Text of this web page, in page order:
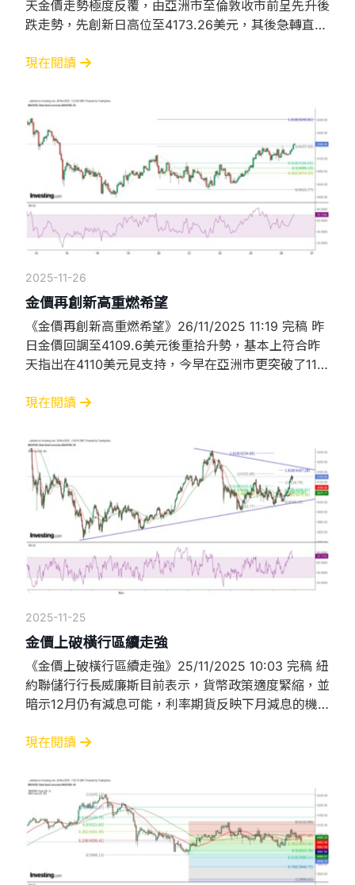
天金價走勢極度反覆，由亞洲市至倫敦收市前呈先升後
跌走勢，先創新日高位至4173.26美元，其後急轉直
4171.76美元即陷入橫行形態。今早在亞洲市早段向下
後反彈，暫時在4150美元以窄幅上落。 4170美元為雙
頂阻力
現在閱讀
2025-11-26
金價再創新高重燃希望
《金價再創新高重燃希望》26/11/2025 11:19 完稿 昨
日金價回調至4109.6美元後重拾升勢，基本上符合昨
天指出在4110美元見支持，今早在亞洲市更突破了11月
11月18日以來，利用費波納奇擴展線量度的100%擴展
接任 金價突破向上突破的其中原因，其一是市場對聯
儲局在12
現在閱讀
2025-11-25
金價上破橫行區續走強
《金價上破橫行區續走強》25/11/2025 10:03 完稿 紐
約聯儲行行長威廉斯目前表示，貨幣政策適度緊縮，並
暗示12月仍有減息可能，利率期貨反映下月減息的機
SMA（現約4057）後借勢大幅反彈，昨天全日波幅超
即使如此，金價仍處於日線圖的收窄三角形，上破
4245.2美元才視為向上突破
現在閱讀